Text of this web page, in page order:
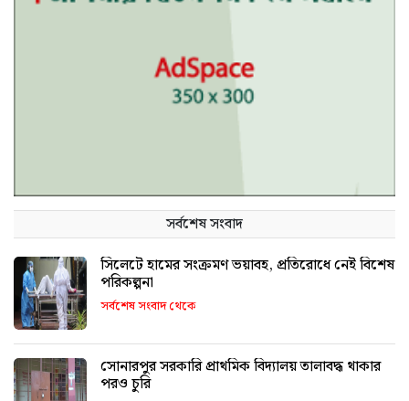
সর্বশেষ সংবাদ
সিলেটে হামের সংক্রমণ ভয়াবহ, প্রতিরোধে নেই বিশেষ
পরিকল্পনা
সর্বশেষ সংবাদ থেকে
সোনারপুর সরকারি প্রাথমিক বিদ্যালয় তালাবদ্ধ থাকার
পরও চুরি